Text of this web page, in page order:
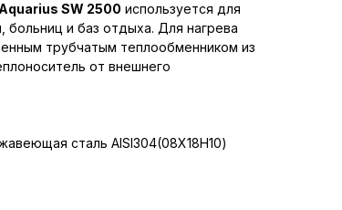
Aquarius SW 2500 используется для
и баз отдыха. Для нагрева
трубчатым теплообменником из
от внешнего
сталь AISI304(08Х18Н10)